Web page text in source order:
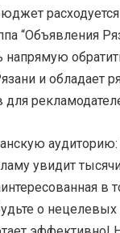
“Объявления
напрямую
и обладает
увидит
в
о